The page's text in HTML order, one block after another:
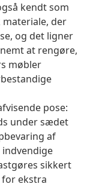
kendt som
der
og det ligner
at rengøre,
møbler
pose:
under sædet
af
indvendige
sikkert
ekstra